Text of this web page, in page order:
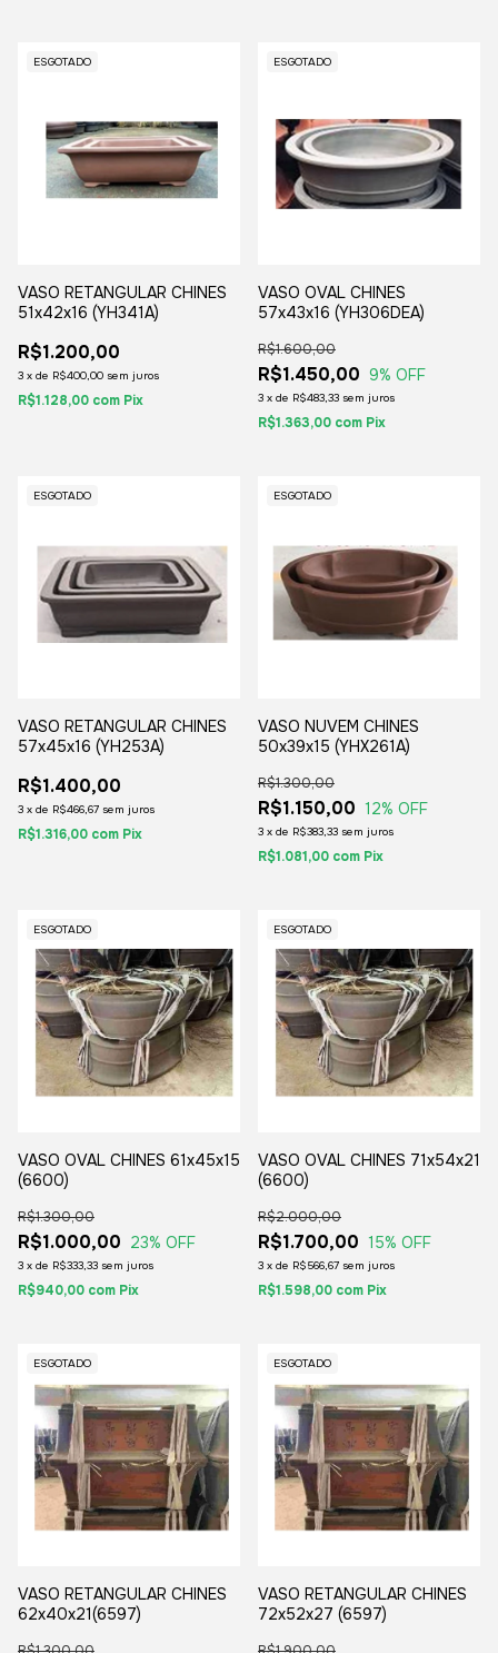
ESGOTADO
VASO RETANGULAR CHINES
51x42x16 (YH341A)
R$1.200,00
3 x de R$400,00 sem juros
R$1.128,00 com Pix
ESGOTADO
VASO OVAL CHINES
57x43x16 (YH306DEA)
R$1.450,00
R$1.600,00
9% OFF
3 x de R$483,33 sem juros
R$1.363,00 com Pix
ESGOTADO
VASO RETANGULAR CHINES
57x45x16 (YH253A)
R$1.400,00
3 x de R$466,67 sem juros
R$1.316,00 com Pix
ESGOTADO
VASO NUVEM CHINES
50x39x15 (YHX261A)
R$1.150,00
R$1.300,00
12% OFF
3 x de R$383,33 sem juros
R$1.081,00 com Pix
ESGOTADO
VASO OVAL CHINES 61x45x15
(6600)
R$1.000,00
R$1.300,00
23% OFF
3 x de R$333,33 sem juros
R$940,00 com Pix
ESGOTADO
VASO OVAL CHINES 71x54x21
(6600)
R$1.700,00
R$2.000,00
15% OFF
3 x de R$566,67 sem juros
R$1.598,00 com Pix
ESGOTADO
VASO RETANGULAR CHINES
62x40x21(6597)
ESGOTADO
VASO RETANGULAR CHINES
72x52x27 (6597)